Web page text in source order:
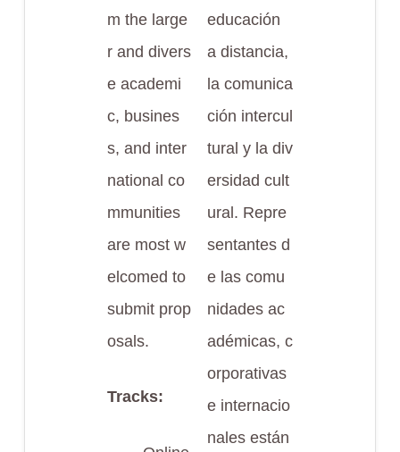
m the large
r and divers
e academi
c, busines
s, and inter
national co
mmunities
are most w
elcomed to
submit prop
osals.
Tracks:
educación
a distancia,
la comunica
ción intercul
tural y la div
ersidad cult
ural. Repre
sentantes d
e las comu
nidades ac
adémicas, c
orporativas
e internacio
nales están